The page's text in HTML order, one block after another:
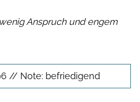
Anspruch und engem
// Note: befriedigend